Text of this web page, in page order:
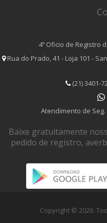
4º Oficio de Registro
Rua do Prado, 41 - Loja 101 -
(21) 3401-
Atendimento de
Baixe gratuitamente
pedido de registro,
Copyright © 2026.